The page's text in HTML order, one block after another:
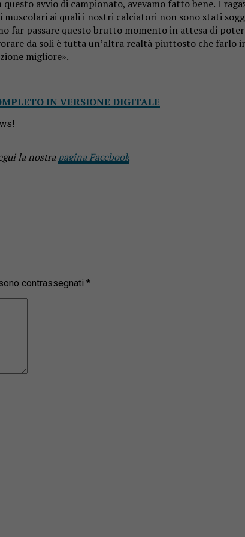
avvio di campionato, avevamo fatto bene. I
muscolari ai quali i nostri calciatori non sono stati
far passare questo brutto momento in attesa di
da soli è tutta un’altra realtà piuttosto che farlo
migliore».
IN VERSIONE DIGITALE
la nostra pagina Facebook
contrassegnati *